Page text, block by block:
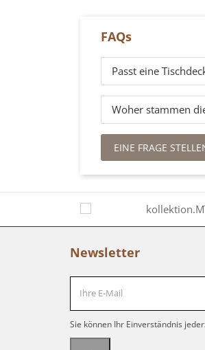
FAQs
Passt eine
Woher stammen
EINE FRAGE
Newsletter
Sie können Ihr Einverständnis